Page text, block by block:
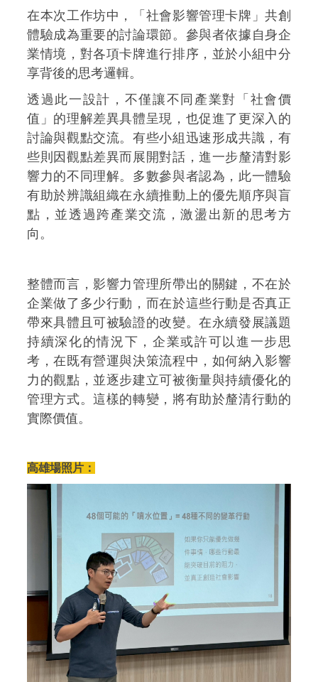
在本次工作坊中，「社會影響管理卡牌」共創
體驗成為重要的討論環節。參與者依據自身企
業情境，對各項卡牌進行排序，並於小組中分
享背後的思考邏輯。
透過此一設計，不僅讓不同產業對「社會價
值」的理解差異具體呈現，也促進了更深入的
討論與觀點交流。有些小組迅速形成共識，有
些則因觀點差異而展開對話，進一步釐清對影
響力的不同理解。多數參與者認為，此一體驗
有助於辨識組織在永續推動上的優先順序與盲
點，並透過跨產業交流，激盪出新的思考方
向。
整體而言，影響力管理所帶出的關鍵，不在於
企業做了多少行動，而在於這些行動是否真正
帶來具體且可被驗證的改變。在永續發展議題
持續深化的情況下，企業或許可以進一步思
考，在既有營運與決策流程中，如何納入影響
力的觀點，並逐步建立可被衡量與持續優化的
管理方式。這樣的轉變，將有助於釐清行動的
實際價值。
高雄場照片：